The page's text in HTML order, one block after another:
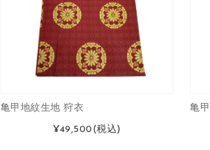
亀甲地紋生地 狩衣
¥49,500 (税込)
亀